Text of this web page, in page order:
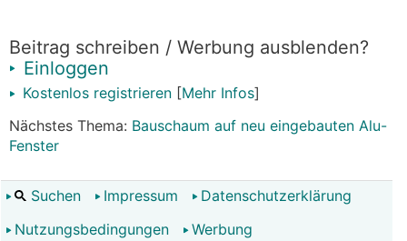
Beitrag schreiben / Werbung ausblenden?
Einloggen
Kostenlos registrieren [Mehr Infos]
Nächstes Thema: Bauschaum auf neu eingebauten Alu-
Fenster
Suchen Impressum
Datenschutzerklärung
Nutzungsbedingungen
Werbung